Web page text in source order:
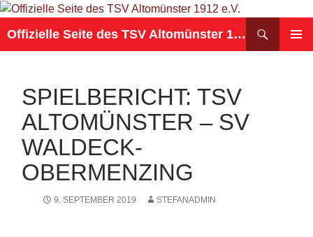
Offizielle Seite des TSV Altomünster 1912 e.V.
SPIELBERICHT: TSV
ALTOMÜNSTER – SV
WALDECK-
OBERMENZING
9. SEPTEMBER 2019 STEFANADMIN